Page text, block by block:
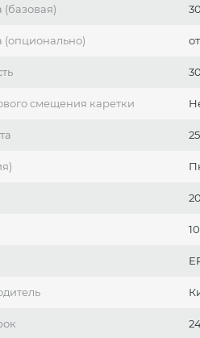
(базовая)
(опционально)
смещения каретки